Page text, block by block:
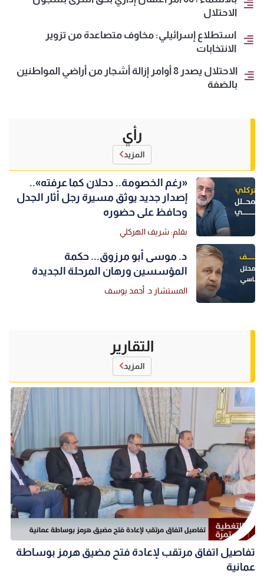
الاحتلال
استطلاع إسرائيلي: مخاوف متصاعدة من تزوير
الانتخابات
الاحتلال يصدر 8 أوامر إزالة أشجار من أراضي المواطنين
بالضفة
رأي
المزيد
«رغم الخصومة.. دحلان كما عرفته»..
إصدار جديد يوثق مسيرة رجل أثار الجدل
وحافظ على حضوره
بقلم: شريف الهركلي
د. موسى أبو مرزوق... حكمة
المؤسسين ورهان المرحلة الجديدة
المستشار د. أحمد يوسف
التقارير
المزيد
تفاصيل اتفاق مرتقب لإعادة فتح مضيق هرمز بوساطة
عمانية